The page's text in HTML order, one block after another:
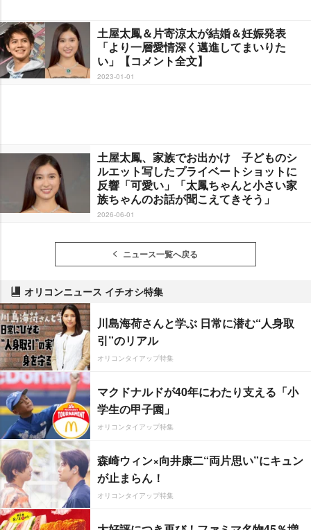
土屋太鳳＆片寄涼太が結婚＆妊娠発表
「より一層愛情深く邁進してまいりた
い」【コメント全文】
2023-01-01
土屋太鳳、家族でお出かけ 子どものシ
ルエット写したプライベートショットに
反響「可愛い」「太鳳ちゃんと小さい家
族ちゃんのお話が聞こえてきそう」
2026-06-01
ニュース一覧へ戻る
オリコンニュース イチオシ特集
川島海荷さんと学ぶ 日常に潜む“人身取
引”のリアル
オリコンタイアップ特集
マクドナルドが40年にわたり支える「小
学生の甲子園」
オリコンタイアップ特集
森崎ウィン×向井康二“両片思い”にキュン
が止まらん！
オリコンタイアップ特集